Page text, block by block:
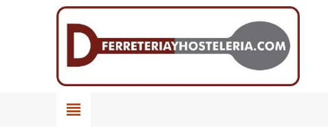
view_headline